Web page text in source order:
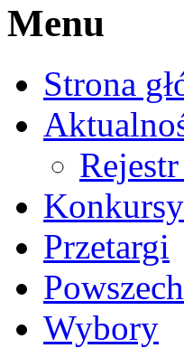
Menu
Strona
Konkursy
Przetargi
Wybory